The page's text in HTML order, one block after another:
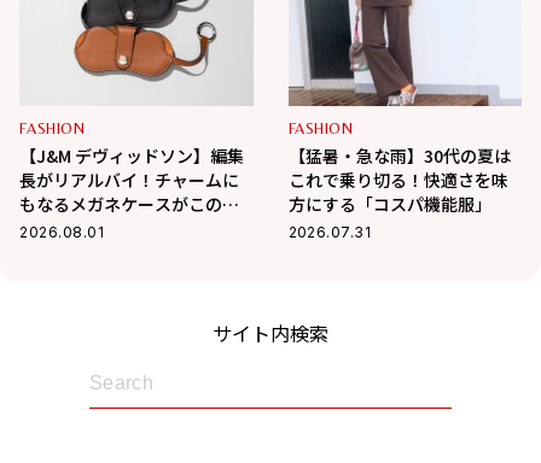
FASHION
【J&M デヴィッドソン】編集
長がリアルバイ！チャームに
もなるメガネケースがこの夏
大活躍の予感
2026.08.01
FASHION
【猛暑・急な雨】30代の夏は
これで乗り切る！快適さを味
方にする「コスパ機能服」
2026.07.31
サイト内検索